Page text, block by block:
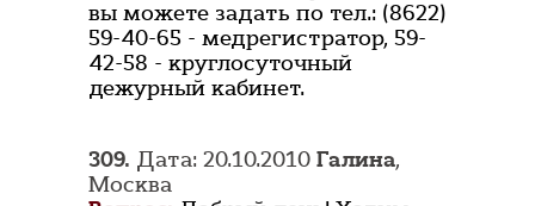
вы можете задать по тел.: (8622)
59-40-65 - медрегистратор, 59-
42-58 - круглосуточный
дежурный кабинет.
309. Дата: 20.10.2010 Галина,
Москва